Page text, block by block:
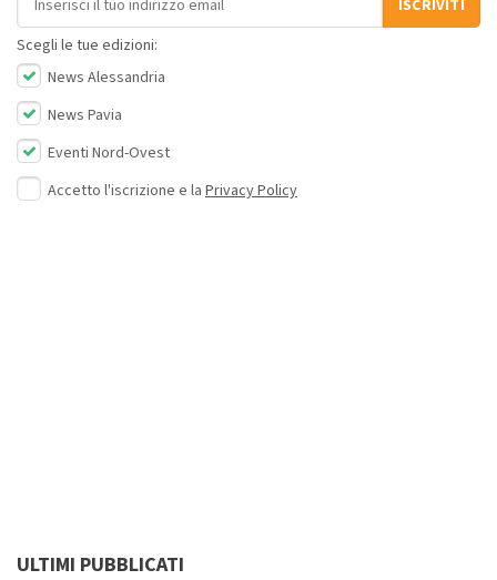
ISCRIVITI
Scegli le tue edizioni:
News Alessandria
News Pavia
Eventi Nord-Ovest
Accetto l'iscrizione e la Privacy Policy
ULTIMI PUBBLICATI